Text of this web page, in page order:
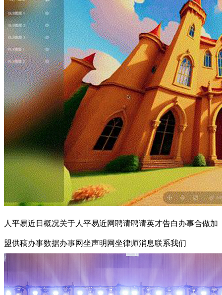
人平易近日概况关于人平易近网聘请聘请英才告白办事合做加
盟供稿办事数据办事网坐声明网坐律师消息联系我们